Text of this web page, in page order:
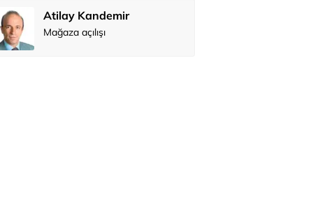
Atilay Kandemir
Mağaza açılışı